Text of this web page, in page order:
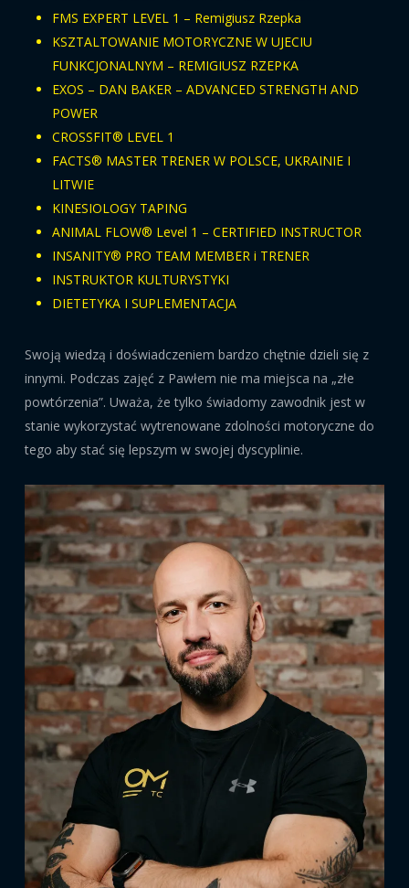
FMS EXPERT LEVEL 1 – Remigiusz Rzepka
KSZTALTOWANIE MOTORYCZNE W UJECIU
FUNKCJONALNYM – REMIGIUSZ RZEPKA
EXOS – DAN BAKER – ADVANCED STRENGTH AND
POWER
CROSSFIT® LEVEL 1
FACTS® MASTER TRENER W POLSCE, UKRAINIE I
LITWIE
KINESIOLOGY TAPING
ANIMAL FLOW® Level 1 – CERTIFIED INSTRUCTOR
INSANITY® PRO TEAM MEMBER i TRENER
INSTRUKTOR KULTURYSTYKI
DIETETYKA I SUPLEMENTACJA
Swoją wiedzą i doświadczeniem bardzo chętnie dzieli się z
innymi. Podczas zajęć z Pawłem nie ma miejsca na „złe
powtórzenia”. Uważa, że tylko świadomy zawodnik jest w
stanie wykorzystać wytrenowane zdolności motoryczne do
tego aby stać się lepszym w swojej dyscyplinie.